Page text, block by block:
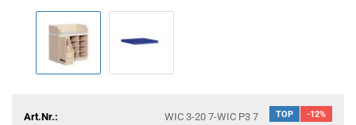
TOP -12%
Art.Nr.:
WIC 3-20 7-WIC P3 7